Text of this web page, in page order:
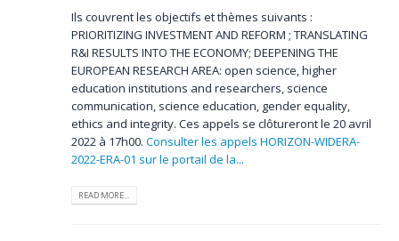
Ils couvrent les objectifs et thèmes suivants :
PRIORITIZING INVESTMENT AND REFORM ; TRANSLATING
R&I RESULTS INTO THE ECONOMY; DEEPENING THE
EUROPEAN RESEARCH AREA: open science, higher
education institutions and researchers, science
communication, science education, gender equality,
ethics and integrity. Ces appels se clôtureront le 20 avril
2022 à 17h00. Consulter les appels HORIZON-WIDERA-
2022-ERA-01 sur le portail de la...
READ MORE...